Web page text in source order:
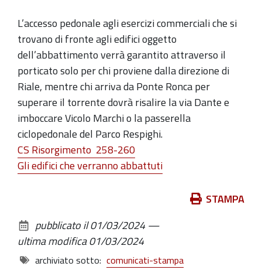
L’accesso pedonale agli esercizi commerciali che si
trovano di fronte agli edifici oggetto
dell’abbattimento verrà garantito attraverso il
porticato solo per chi proviene dalla direzione di
Riale, mentre chi arriva da Ponte Ronca per
superare il torrente dovrà risalire la via Dante e
imboccare Vicolo Marchi o la passerella
ciclopedonale del Parco Respighi.
CS Risorgimento 258-260
Gli edifici che verranno abbattuti
documento
STAMPA
pubblicato il01/03/2024—
ultima modifica01/03/2024
archiviato sotto: comunicati-stampa